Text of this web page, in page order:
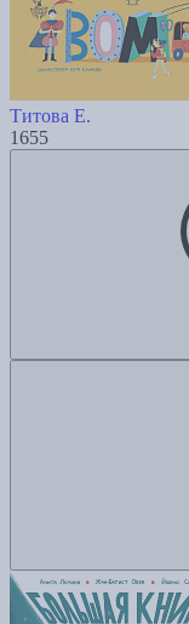
Титова Е.
1655